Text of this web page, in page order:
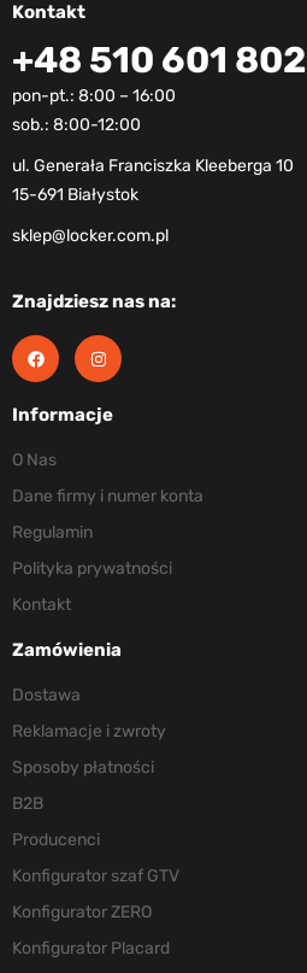
Kontakt
+48 510 601 802
pon-pt.: 8:00 – 16:00
sob.: 8:00-12:00
ul. Generała Franciszka Kleeberga 10
15-691 Białystok
sklep@locker.com.pl
Znajdziesz nas na:
Informacje
O Nas
Dane firmy i numer konta
Regulamin
Polityka prywatności
Kontakt
Zamówienia
Dostawa
Reklamacje i zwroty
Sposoby płatności
B2B
Producenci
Konfigurator szaf GTV
Konfigurator ZERO
Konfigurator Placard